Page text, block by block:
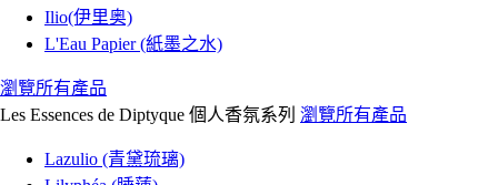
Ilio(伊里奥)
L'Eau Papier (紙墨之水)
瀏覽所有產品
Les Essences de Diptyque 個人香氛系列 瀏覽所有產品
Lazulio (青黛琉璃)